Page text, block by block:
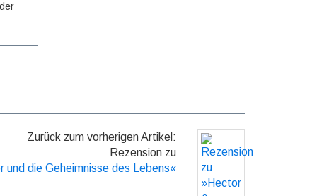
Zurück zum vorherigen Artikel:
Rezension zu
und die Geheimnisse des Lebens«